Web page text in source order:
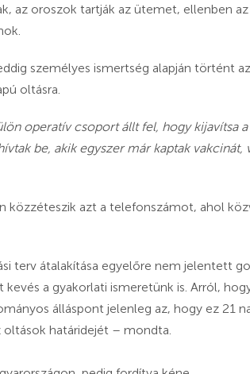
az oroszok tartják az ütemet, ellenben
személyes ismertség alapján történt
oltásra.
operatív csoport állt fel, hogy kijavítsa a
be, akik egyszer már kaptak vakcinát,
közzéteszik azt a telefonszámot, ahol
terv átalakítása egyelőre nem jelentett
a gyakorlati ismeretünk is. Arról,
álláspont jelenleg az, hogy ez 21
határidejét – mondta.